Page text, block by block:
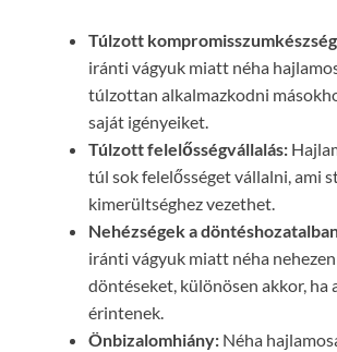
Túlzott
iránti vágyuk miatt néha
túlzottan alkalmazkodni
saját igényeiket.
Túlzott felelősségvállalás:
túl sok felelősséget vállalni, ami
kimerültséghez vezethet.
Nehézségek a
iránti vágyuk miatt néha
döntéseket, különösen akkor, ha
érintenek.
Önbizalomhiány: Néha